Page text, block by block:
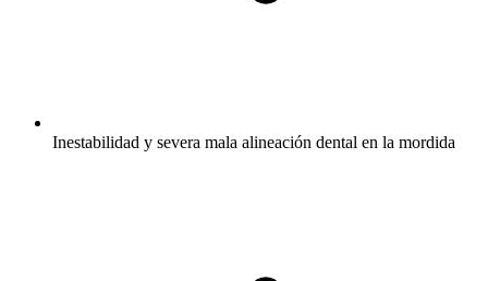
Inestabilidad y severa mala alineación dental en la mordida